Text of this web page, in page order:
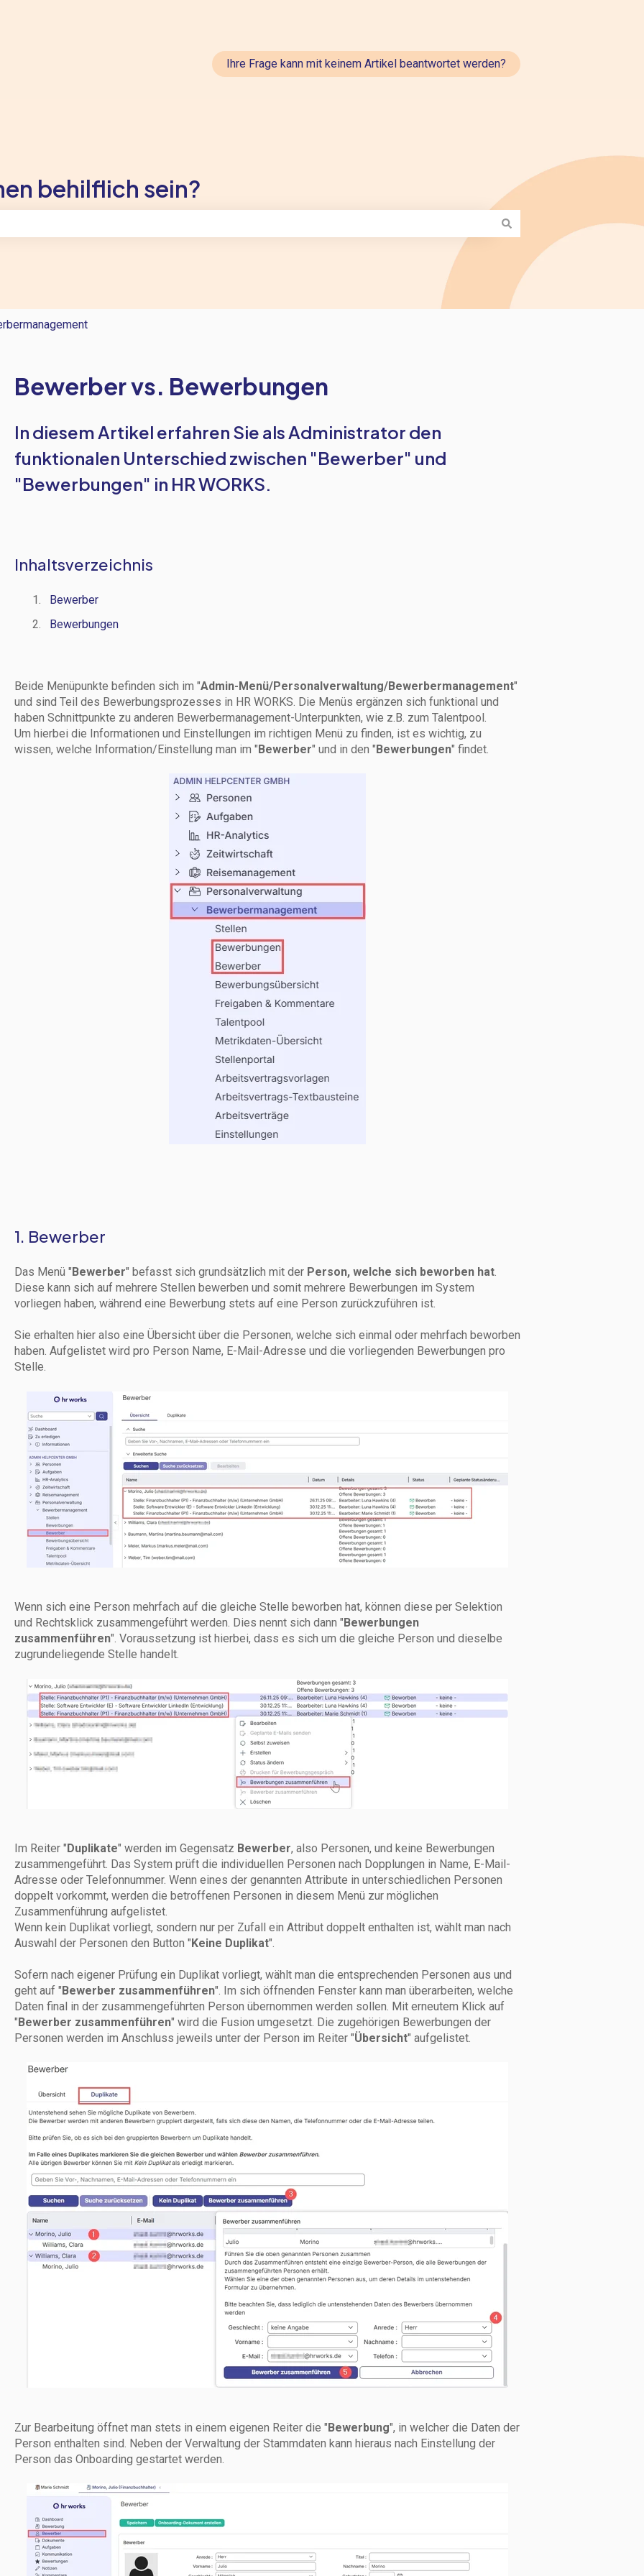
anzeigen
Ihre Frage kann mit keinem Artikel beantwortet werden?
behilflich sein?
Bewerber vs. Bewerbungen
In diesem Artikel erfahren Sie als Administrator den
funktionalen Unterschied zwischen "Bewerber" und
"Bewerbungen" in HR WORKS.
Inhaltsverzeichnis
Bewerber
Bewerbungen
Beide Menüpunkte befinden sich im "Admin-Menü/Personalverwaltung/Bewerbermanagement"
und sind Teil des Bewerbungsprozesses in HR WORKS. Die Menüs ergänzen sich funktional und
haben Schnittpunkte zu anderen Bewerbermanagement-Unterpunkten, wie z.B. zum Talentpool.
Um hierbei die Informationen und Einstellungen im richtigen Menü zu finden, ist es wichtig, zu
wissen, welche Information/Einstellung man im "Bewerber" und in den "Bewerbungen" findet.
1. Bewerber
Das Menü "Bewerber" befasst sich grundsätzlich mit der Person, welche sich beworben hat.
Diese kann sich auf mehrere Stellen bewerben und somit mehrere Bewerbungen im System
vorliegen haben, während eine Bewerbung stets auf eine Person zurückzuführen ist.
Sie erhalten hier also eine Übersicht über die Personen, welche sich einmal oder mehrfach beworben
haben. Aufgelistet wird pro Person Name, E-Mail-Adresse und die vorliegenden Bewerbungen pro
Stelle.
Wenn sich eine Person mehrfach auf die gleiche Stelle beworben hat, können diese per Selektion
und Rechtsklick zusammengeführt werden. Dies nennt sich dann "Bewerbungen
zusammenführen". Voraussetzung ist hierbei, dass es sich um die gleiche Person und dieselbe
zugrundeliegende Stelle handelt.
Im Reiter "Duplikate" werden im Gegensatz Bewerber, also Personen, und keine Bewerbungen
zusammengeführt. Das System prüft die individuellen Personen nach Dopplungen in Name, E-Mail-
Adresse oder Telefonnummer. Wenn eines der genannten Attribute in unterschiedlichen Personen
doppelt vorkommt, werden die betroffenen Personen in diesem Menü zur möglichen
Zusammenführung aufgelistet.
Wenn kein Duplikat vorliegt, sondern nur per Zufall ein Attribut doppelt enthalten ist, wählt man nach
Auswahl der Personen den Button "Keine Duplikat".
Sofern nach eigener Prüfung ein Duplikat vorliegt, wählt man die entsprechenden Personen aus und
geht auf "Bewerber zusammenführen". Im sich öffnenden Fenster kann man überarbeiten, welche
Daten final in der zusammengeführten Person übernommen werden sollen. Mit erneutem Klick auf
"Bewerber zusammenführen" wird die Fusion umgesetzt. Die zugehörigen Bewerbungen der
Personen werden im Anschluss jeweils unter der Person im Reiter "Übersicht" aufgelistet.
Zur Bearbeitung öffnet man stets in einem eigenen Reiter die "Bewerbung", in welcher die Daten der
Person enthalten sind. Neben der Verwaltung der Stammdaten kann hieraus nach Einstellung der
Person das Onboarding gestartet werden.